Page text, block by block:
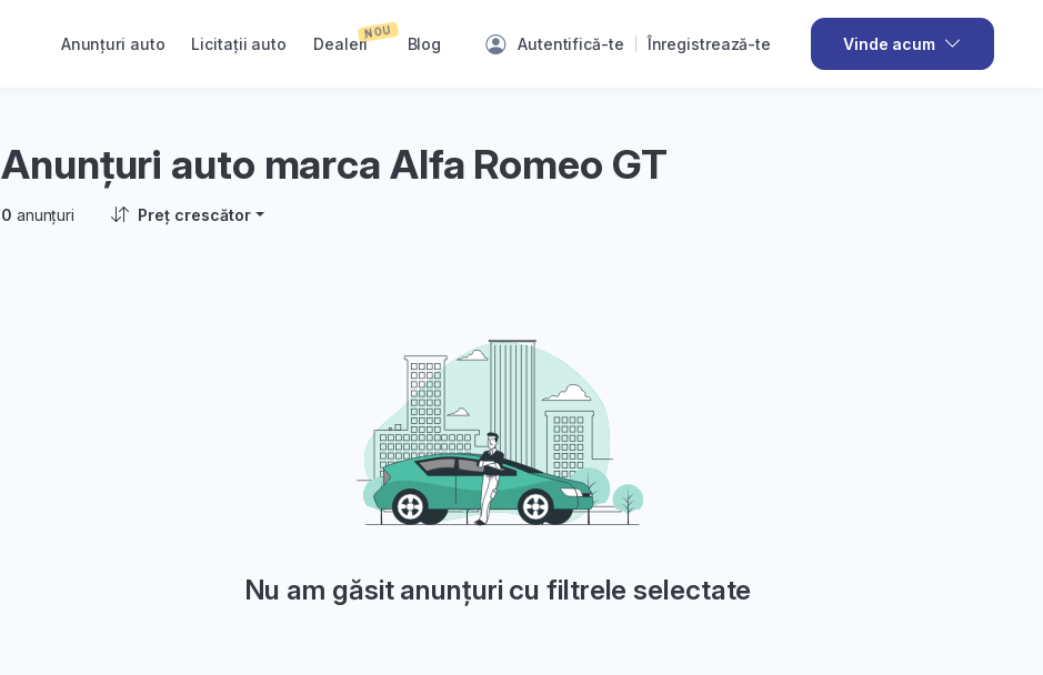
Anunțuri auto Licitații auto Dealeri
NOU
Blog Autentifică-te Înregistrează-te Vinde acum
Anunțuri auto marca Alfa Romeo GT
0 anunțuri Preț crescător
Nu am găsit anunțuri cu filtrele selectate